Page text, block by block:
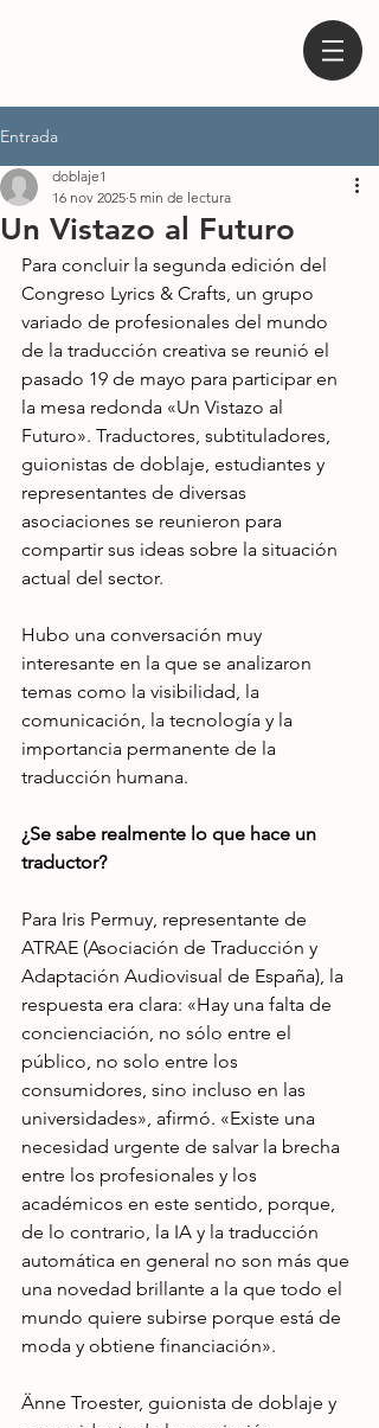
Entrada
Un Vistazo al Futuro
doblaje1
16 nov 2025 5 min de lectura
Para concluir la segunda edición del
Congreso Lyrics & Crafts, un grupo
variado de profesionales del mundo
de la traducción creativa se reunió el
pasado 19 de mayo para participar en
la mesa redonda «Un Vistazo al
Futuro». Traductores, subtituladores,
guionistas de doblaje, estudiantes y
representantes de diversas
asociaciones se reunieron para
compartir sus ideas sobre la situación
actual del sector.
Hubo una conversación muy
interesante en la que se analizaron
temas como la visibilidad, la
comunicación, la tecnología y la
importancia permanente de la
traducción humana.
¿Se sabe realmente lo que hace un
traductor?
Para Iris Permuy, representante de
ATRAE (Asociación de Traducción y
Adaptación Audiovisual de España), la
respuesta era clara: «Hay una falta de
concienciación, no sólo entre el
público, no solo entre los
consumidores, sino incluso en las
universidades», afirmó. «Existe una
necesidad urgente de salvar la brecha
entre los profesionales y los
académicos en este sentido, porque,
de lo contrario, la IA y la traducción
automática en general no son más que
una novedad brillante a la que todo el
mundo quiere subirse porque está de
moda y obtiene financiación».
Änne Troester, guionista de doblaje y